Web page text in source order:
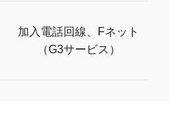
加入電話回線、Fネット
（G3サービス）